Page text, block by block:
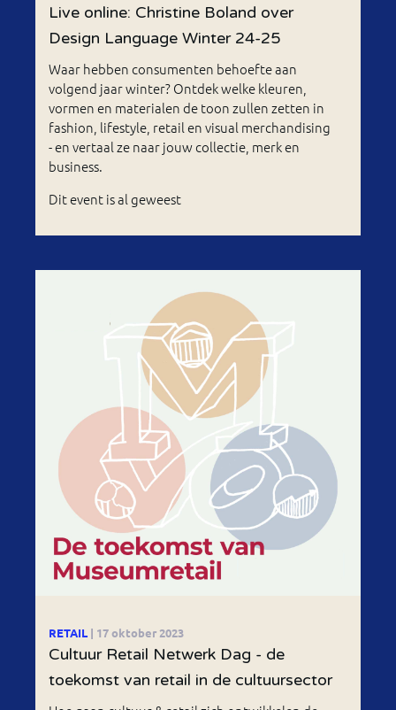
Live online: Christine Boland over
Design Language Winter 24-25
Waar hebben consumenten behoefte aan
volgend jaar winter? Ontdek welke kleuren,
vormen en materialen de toon zullen zetten in
fashion, lifestyle, retail en visual merchandising
- en vertaal ze naar jouw collectie, merk en
business.
Dit event is al geweest
RETAIL | 17 oktober 2023
Cultuur Retail Netwerk Dag - de
toekomst van retail in de cultuursector